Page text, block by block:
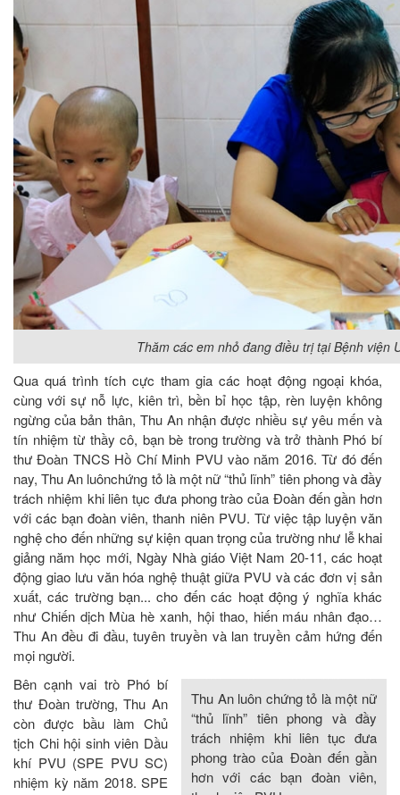
Thăm các em nhỏ đang điều trị tại Bệnh viện
Qua quá trình tích cực tham gia các hoạt động ngoại khóa,
cùng với sự nỗ lực, kiên trì, bền bỉ học tập, rèn luyện không
ngừng của bản thân, Thu An nhận được nhiều sự yêu mến và
tín nhiệm từ thầy cô, bạn bè trong trường và trở thành Phó bí
thư Đoàn TNCS Hồ Chí Minh PVU vào năm 2016. Từ đó đến
nay, Thu An luônchứng tỏ là một nữ “thủ lĩnh” tiên phong và đầy
trách nhiệm khi liên tục đưa phong trào của Đoàn đến gần hơn
với các bạn đoàn viên, thanh niên PVU. Từ việc tập luyện văn
nghệ cho đến những sự kiện quan trọng của trường như lễ khai
giảng năm học mới, Ngày Nhà giáo Việt Nam 20-11, các hoạt
động giao lưu văn hóa nghệ thuật giữa PVU và các đơn vị sản
xuất, các trường bạn... cho đến các hoạt động ý nghĩa khác
như Chiến dịch Mùa hè xanh, hội thao, hiến máu nhân đạo…
Thu An đều đi đầu, tuyên truyền và lan truyền cảm hứng đến
mọi người.
Thu An luôn chứng tỏ là một nữ
“thủ lĩnh” tiên phong và đầy
trách nhiệm khi liên tục đưa
phong trào của Đoàn đến gần
hơn với các bạn đoàn viên,
Bên cạnh vai trò Phó bí
thư Đoàn trường, Thu An
còn được bầu làm Chủ
tịch Chi hội sinh viên Dầu
khí PVU (SPE PVU SC)
nhiệm kỳ năm 2018. SPE